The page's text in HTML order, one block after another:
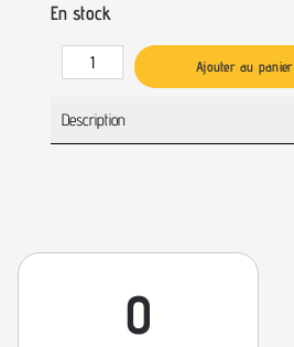
En stock
Ajouter au panier
Description
0